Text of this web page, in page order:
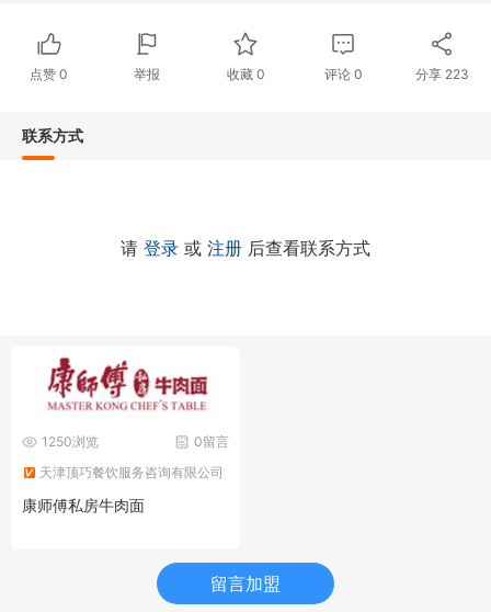
点赞0 举报 收藏 0 评论0 分享 223
联系方式
请 登录 或 注册 后查看联系方式
0留言
1250浏览
天津顶巧餐饮服务咨询有限公司
康师傅私房牛肉面
留言加盟